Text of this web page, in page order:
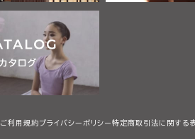
ご利用規約プライバシーポリシー 特定商取引法に関する